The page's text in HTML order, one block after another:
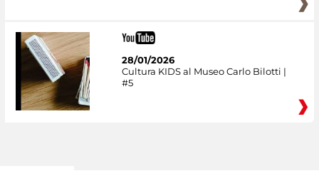
28/01/2026
Cultura KIDS al Museo Carlo Bilotti |
#5